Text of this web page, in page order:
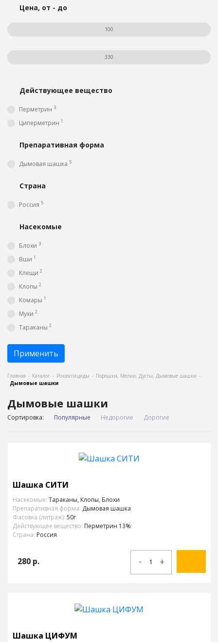
Цена, от - до
Действующее вещество
Перметрин 3
Циперметрин 1
Препаративная форма
Дымовая шашка 5
Страна
Россия 5
Насекомые
Блохи 3
Вши 1
Клещи 2
Клопы 2
Комары 1
Мухи 2
Тараканы 2
Применить
Главная - Каталог - Инсектициды - Порошки, Мелки, Дусты, Дымовые шашки -
Дымовые шашки
Дымовые шашки
Сортировка: Популярные Недорогие Дорогие
Шашка СИТИ
Насекомые: Тараканы, Клопы, Блохи
Препаративная форма: Дымовая шашка
Фасовка (литраж): 50г
Действующее вещество: Перметрин 13%
Страна: Россия
280 р. - +
Шашка ЦИФУМ